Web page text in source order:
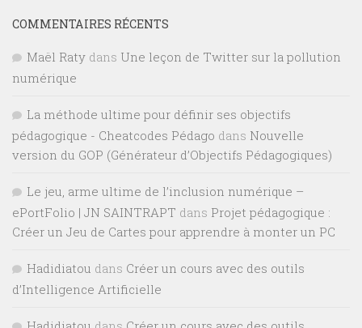
COMMENTAIRES RÉCENTS
Maël Raty dans Une leçon de Twitter sur la pollution
numérique
La méthode ultime pour définir ses objectifs
pédagogique - Cheatcodes Pédago dans Nouvelle
version du GOP (Générateur d’Objectifs Pédagogiques)
Le jeu, arme ultime de l’inclusion numérique –
ePortFolio | JN SAINTRAPT dans Projet pédagogique :
Créer un Jeu de Cartes pour apprendre à monter un PC
Hadidiatou dans Créer un cours avec des outils
d’Intelligence Artificielle